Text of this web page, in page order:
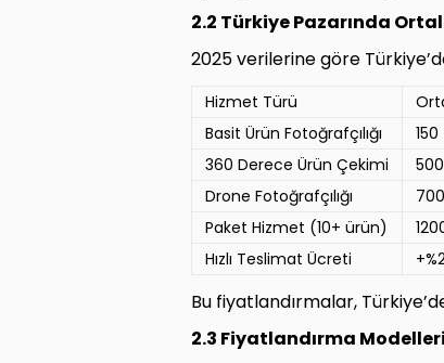
2.2 Türkiye Pazarında
2025 verilerine göre
Hizmet Türü
Basit Ürün Fotoğrafçılığı
360 Derece Ürün Çekimi
Drone Fotoğrafçılığı
Paket Hizmet (10+ ürün)
Hızlı Teslimat Ücreti
Bu fiyatlandırmalar,
2.3 Fiyatlandırma